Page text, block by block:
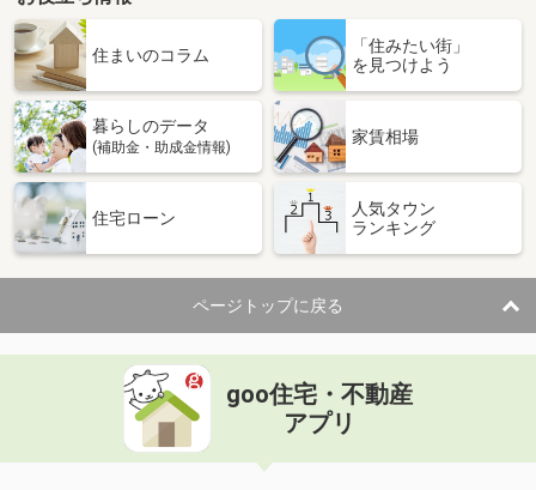
住まいのコラム
「住みたい街」
を見つけよう
暮らしのデータ
(補助金・助成金情報)
家賃相場
住宅ローン
人気タウン
ランキング
ページトップに戻る
goo住宅・不動産
アプリ